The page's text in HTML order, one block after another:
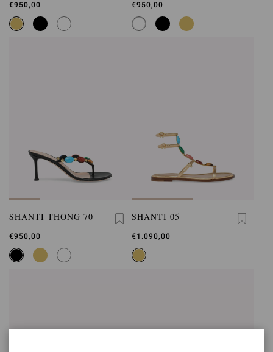
€950,00 €950,00
SHANTI THONG 70
€950,00
SHANTI 05
€1.090,00